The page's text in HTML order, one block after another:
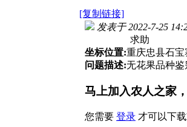
[复制链接]
发表于 2022-7-25
求助
坐标位置:重庆忠县石宝
问题描述:无花果品种鉴
马上加入农人之家
您需要 登录 才可以下